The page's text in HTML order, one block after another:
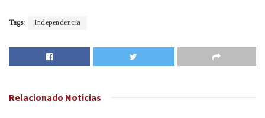
Tags: Independencia
Relacionado Noticias